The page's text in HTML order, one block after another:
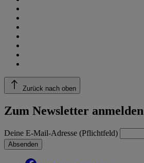
Zurück nach oben
Zum Newsletter anmelden
Deine E-Mail-Adresse (Pflichtfeld)
Absenden